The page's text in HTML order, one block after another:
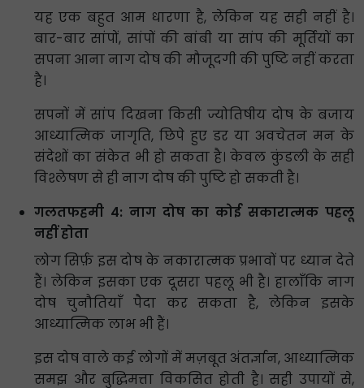
यह एक बहुत आम धारणा है, लेकिन यह सही नहीं है।
बार-बार सांपों, सांपों की बांबी या सांप की मूर्तियों का
सपना आना नाग दोष की मौजूदगी की पुष्टि नहीं करता
है।
सपनों में सांप दिखना किसी ज्योतिषीय दोष के बजाय
आध्यात्मिक जागृति, छिपे हुए डर या अवचेतन मन के
संदेशों का संकेत भी हो सकता है। केवल कुंडली के सही
विश्लेषण से ही नाग दोष की पुष्टि हो सकती है।
गलतफहमी 4: नाग दोष का कोई सकारात्मक पहलू
नहीं होता
लोग सिर्फ़ इस दोष के नकारात्मक प्रभावों पर ध्यान देते
हैं। लेकिन इसका एक दूसरा पहलू भी है। हालाँकि नाग
दोष चुनौतियाँ पैदा कर सकता है, लेकिन इसके
आध्यात्मिक लाभ भी हैं।
इस दोष वाले कई लोगों में मज़बूत अंतर्ज्ञान, आध्यात्मिक
समझ और बुद्धिमत्ता विकसित होती है। सही उपायों से,